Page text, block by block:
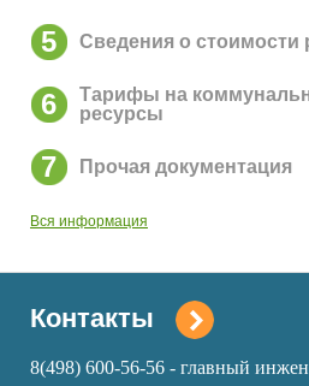
5 Сведения о стоимости
6
Тарифы на
ресурсы
7 Прочая документация
Вся информация
Контакты
8(498) 600-56-56 - главный